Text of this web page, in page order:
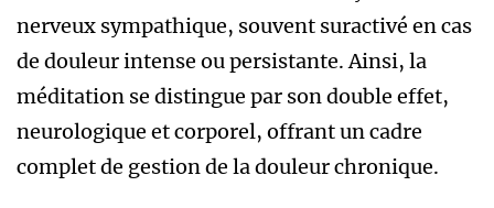
nerveux sympathique, souvent suractivé en cas
de douleur intense ou persistante. Ainsi, la
méditation se distingue par son double effet,
neurologique et corporel, offrant un cadre
complet de gestion de la douleur chronique.